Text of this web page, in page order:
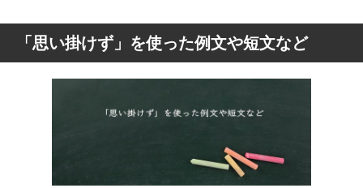
「思い掛けず」を使った例文や短文など